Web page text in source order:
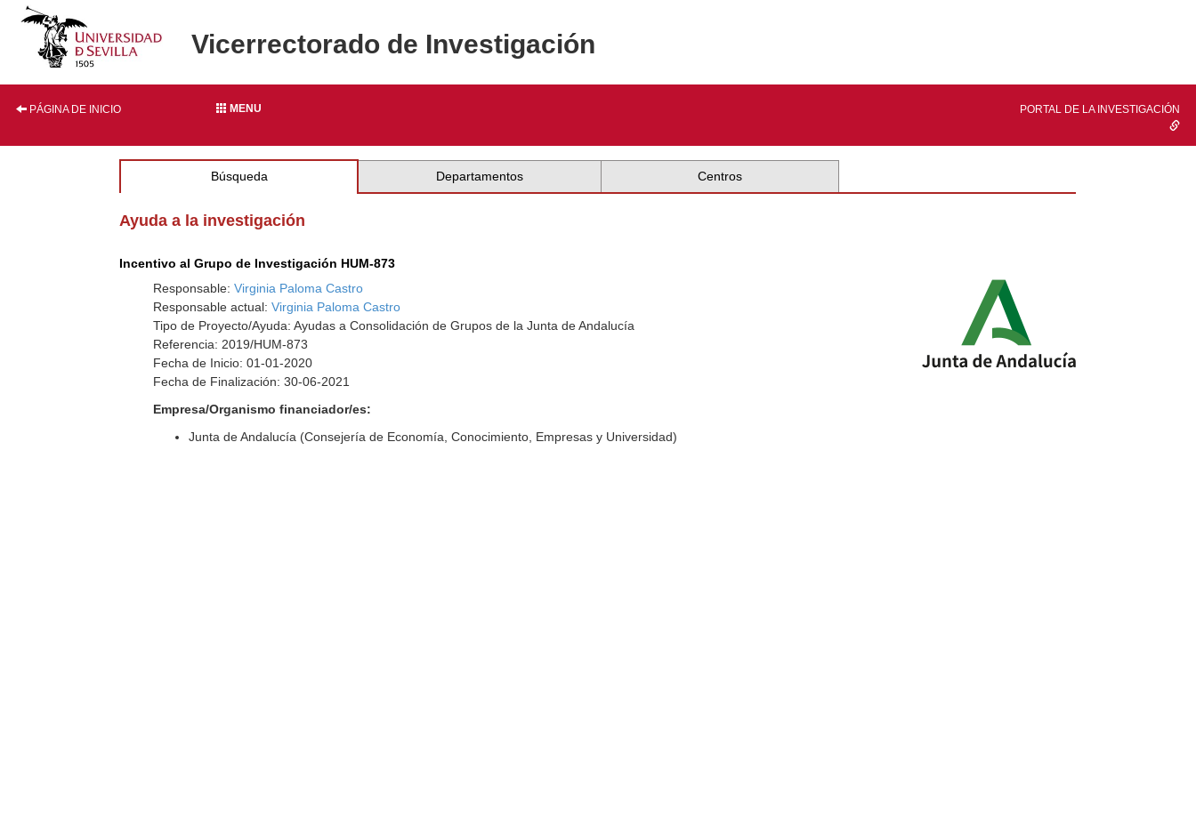
Vicerrectorado de Investigación
PÁGINA DE INICIO MENU PORTAL DE LA INVESTIGACIÓN
Búsqueda Departamentos Centros
Ayuda a la investigación
Incentivo al Grupo de Investigación HUM-873
Responsable:Virginia Paloma Castro
Responsable actual:Virginia Paloma Castro
Tipo de Proyecto/Ayuda: Ayudas a Consolidación de Grupos de la Junta de Andalucía
Referencia: 2019/HUM-873
Fecha de Inicio: 01-01-2020
Fecha de Finalización: 30-06-2021
Empresa/Organismo financiador/es:
Junta de Andalucía (Consejería de Economía, Conocimiento, Empresas y Universidad)